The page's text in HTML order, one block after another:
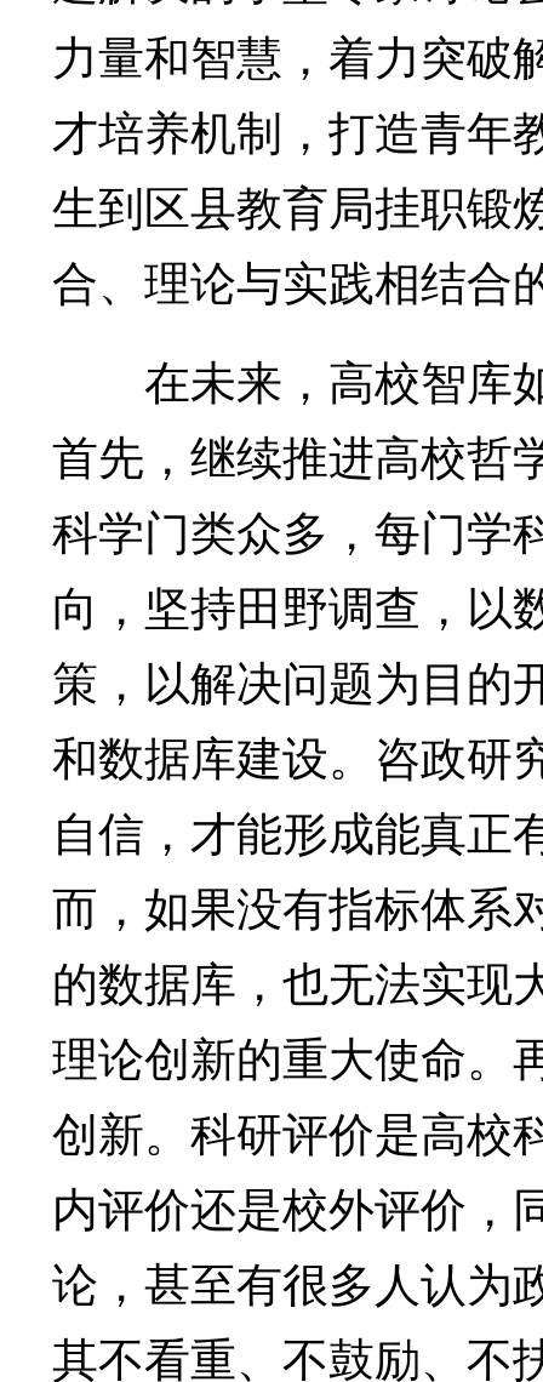
力量和智慧，着力突破
才培养机制，打造青年
生到区县教育局挂职锻
合、理论与实践相结合
在未来，高校智库
首先，继续推进高校哲
科学门类众多，每门学
向，坚持田野调查，以
策，以解决问题为目的
和数据库建设。咨政研
自信，才能形成能真正
而，如果没有指标体系
的数据库，也无法实现
理论创新的重大使命。
创新。科研评价是高校
内评价还是校外评价，
论，甚至有很多人认为
其不看重、不鼓励、不